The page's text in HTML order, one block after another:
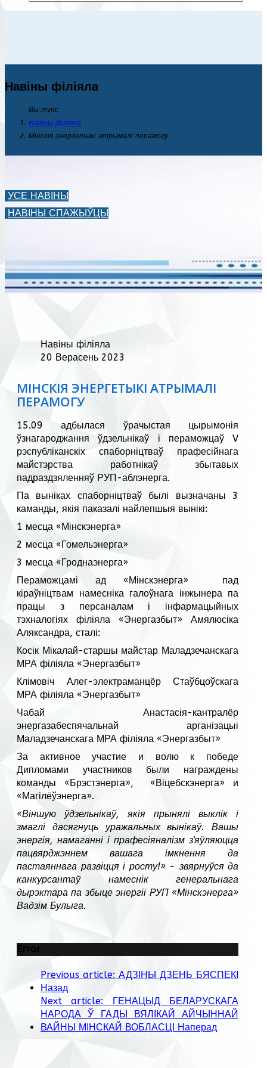
Навіны філіяла
Вы тут:
Навіны філіяла
Мінскія энергетыкі атрымалі перамогу
УСЕ НАВІНЫ
НАВІНЫ СПАЖЫЎЦЫ
Навіны філіяла
20 Верасень 2023
МІНСКІЯ ЭНЕРГЕТЫКІ АТРЫМАЛІ
ПЕРАМОГУ
15.09 адбылася ўрачыстая цырымонія
ўзнагароджання ўдзельнікаў і пераможцаў V
рэспубліканскіх спаборніцтваў прафесійнага
майстэрства работнікаў збытавых
падраздзяленняў РУП-аблэнерга.
Па выніках спаборніцтваў былі вызначаны 3
каманды, якія паказалі найлепшыя вынікі:
1 месца «Мінскэнерга»
2 месца «Гомельэнерга»
3 месца «Гроднаэнерга»
Пераможцамі ад «Мінскэнерга» пад
кіраўніцтвам намесніка галоўнага інжынера па
працы з персаналам і інфармацыйных
тэхналогіях філіяла «Энергазбыт» Амялюсіка
Аляксандра, сталі:
Косік Мікалай-старшы майстар Маладзечанскага
МРА філіяла «Энергазбыт»
Клімовіч Алег-электраманцёр Стаўбцоўскага
МРА філіяла «Энергазбыт»
Чабай Анастасія-кантралёр
энергазабеспячальнай арганізацыі
Маладзечанскага МРА філіяла «Энергазбыт»
За активное участие и волю к победе
Дипломами участников были награждены
команды «Брэстэнерга», «Віцебскэнерга» и
«Магілёўэнерга».
«Віншую ўдзельнікаў, якія прынялі выклік і
змаглі дасягнуць уражальных вынікаў. Вашы
энергія, намаганні і прафесіяналізм з'яўляюцца
пацвярджэннем вашага імкнення да
пастаяннага развіцця і росту!» - звярнуўся да
канкурсантаў намеснік генеральнага
дырэктара па збыце энергіі РУП «Мінскэнерга»
Вадзім Булыга.
Error
Previous article: АДЗІНЫ ДЗЕНЬ БЯСПЕКІ
Назад
Next article: ГЕНАЦЫД БЕЛАРУСКАГА
НАРОДА Ў ГАДЫ ВЯЛІКАЙ АЙЧЫННАЙ
ВАЙНЫ МІНСКАЙ ВОБЛАСЦІ Наперад